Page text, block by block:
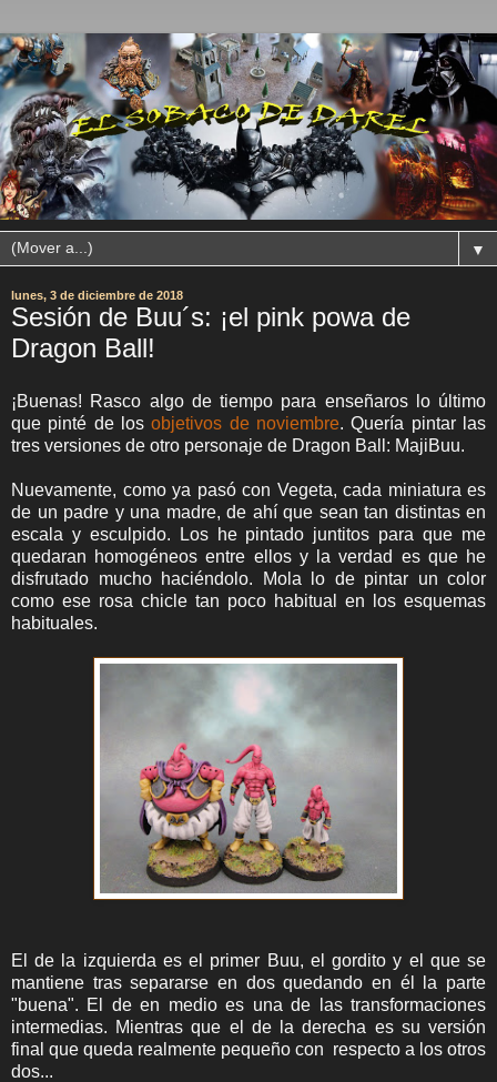
▼
lunes, 3 de diciembre de 2018
Sesión de Buu´s: ¡el pink powa de
Dragon Ball!
¡Buenas! Rasco algo de tiempo para enseñaros lo último
que pinté de losobjetivos de noviembre. Quería pintar las
tres versiones de otro personaje de Dragon Ball: MajiBuu.
Nuevamente, como ya pasó con Vegeta, cada miniatura es
de un padre y una madre, de ahí que sean tan distintas en
escala y esculpido. Los he pintado juntitos para que me
quedaran homogéneos entre ellos y la verdad es que he
disfrutado mucho haciéndolo. Mola lo de pintar un color
como ese rosa chicle tan poco habitual en los esquemas
habituales.
El de la izquierda es el primer Buu, el gordito y el que se
mantiene tras separarse en dos quedando en él la parte
"buena". El de en medio es una de las transformaciones
intermedias. Mientras que el de la derecha es su versión
final que queda realmente pequeño con respecto a los otros
dos...